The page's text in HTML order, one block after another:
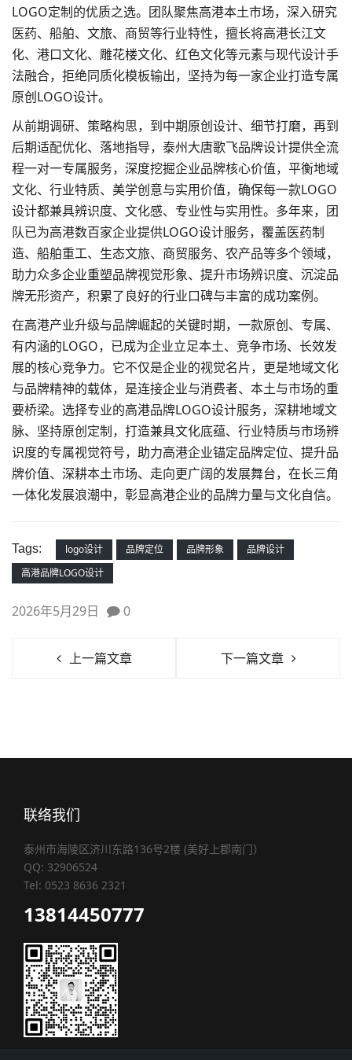
LOGO定制的优质之选。团队聚焦高港本土市场，深入研究
医药、船舶、文旅、商贸等行业特性，擅长将高港长江文
化、港口文化、雕花楼文化、红色文化等元素与现代设计手
法融合，拒绝同质化模板输出，坚持为每一家企业打造专属
原创LOGO设计。
从前期调研、策略构思，到中期原创设计、细节打磨，再到
后期适配优化、落地指导，泰州大唐歌飞品牌设计提供全流
程一对一专属服务，深度挖掘企业品牌核心价值，平衡地域
文化、行业特质、美学创意与实用价值，确保每一款LOGO
设计都兼具辨识度、文化感、专业性与实用性。多年来，团
队已为高港数百家企业提供LOGO设计服务，覆盖医药制
造、船舶重工、生态文旅、商贸服务、农产品等多个领域，
助力众多企业重塑品牌视觉形象、提升市场辨识度、沉淀品
牌无形资产，积累了良好的行业口碑与丰富的成功案例。
在高港产业升级与品牌崛起的关键时期，一款原创、专属、
有内涵的LOGO，已成为企业立足本土、竞争市场、长效发
展的核心竞争力。它不仅是企业的视觉名片，更是地域文化
与品牌精神的载体，是连接企业与消费者、本土与市场的重
要桥梁。选择专业的高港品牌LOGO设计服务，深耕地域文
脉、坚持原创定制，打造兼具文化底蕴、行业特质与市场辨
识度的专属视觉符号，助力高港企业锚定品牌定位、提升品
牌价值、深耕本土市场、走向更广阔的发展舞台，在长三角
一体化发展浪潮中，彰显高港企业的品牌力量与文化自信。
Tags: logo设计 品牌定位 品牌形象
品牌设计
高港品牌LOGO设计
2026年5月29日 0
上一篇文章 下一篇文章
联络我们
泰州市海陵区济川东路136号2楼 (美好上郡南门）
QQ: 32906524
Tel: 0523 8636 2321
13814450777